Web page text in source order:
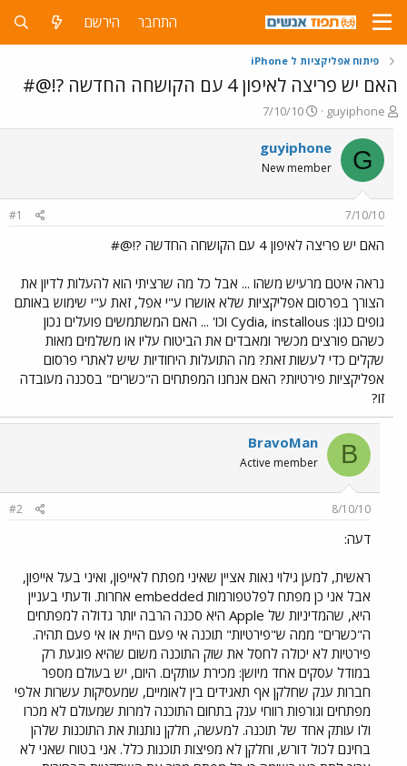
התחבר הירשם
פיתוח אפליקציות ל iPhone
האם יש פריצה לאיפון 4 עם הקושחה החדשה ?!@#
פ
ו
ת
ח
ה
ו
ש
א
guyiphone
פ
ו
ר
ם
ר
7/10/10
G
guyiphone
New member
7/10/10
#1
האם יש פריצה לאיפון 4 עם הקושחה החדשה ?!@#
נראה איטם מרעיש משהו ... אבל כל מה שרציתי הוא להעלות לדיון את
הצורך בפרסום אפליקציות שלא אושרו ע"י אפל, זאת ע"י שימוש באותם
גופים כגון: Cydia, installous וכו' ... האם המשתמשים פועלים נכון
כשהם פורצים מכשיר ומאבדים את הביטוח עליו או משלמים מאות
שקלים כדי לעשות זאת? מה התועלות היחודיות שיש לאתרי פרסום
אפליקציות פירטיות? האם אנחנו המפתחים ה"כשרים" בסכנה מעובדה
זו?
B
BravoMan
Active member
8/10/10
#2
דעה:
ראשית, למען גילוי נאות אציין שאיני מפתח לאייפון, ואיני בעל אייפון,
אבל אני כן מפתח לפלטפורמות embedded אחרות. ודעתי בעניין
היא, שהמדיניות של Apple היא סכנה הרבה יותר גדולה למפתחים
ה"כשרים" ממה ש"פירטיות" תוכנה אי פעם היית או אי פעם תהיה.
פירטיות לא יכולה לחסל את שוק התוכנה משום שהיא פוגעת רק
במודל עסקים אחד מיושן: מכירת עותקים. היום, יש בעולם מספר
חברות ענק שחלקן אף תאגידים בין לאומיים, שמעסיקות עשרות אלפי
מפתחים וגורפות רווחי ענק בתחום התוכנה למרות שמעולם לא מכרו
ולו עותק אחד של תוכנה. למעשה, חלקן נותנות את התוכנות שלהן
בחינם לכול דורש, וחלקן לא מפיצות תוכנות כלל. אני בטוח שאני לא